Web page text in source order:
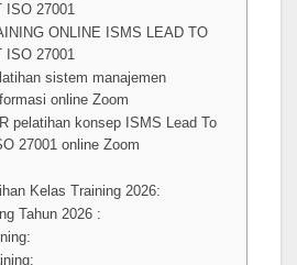
ISO 27001
ONLINE ISMS LEAD TO
ISO 27001
sistem manajemen
online Zoom
pelatihan konsep ISMS Lead To
27001 online Zoom
Kelas Training 2026:
Tahun 2026 :